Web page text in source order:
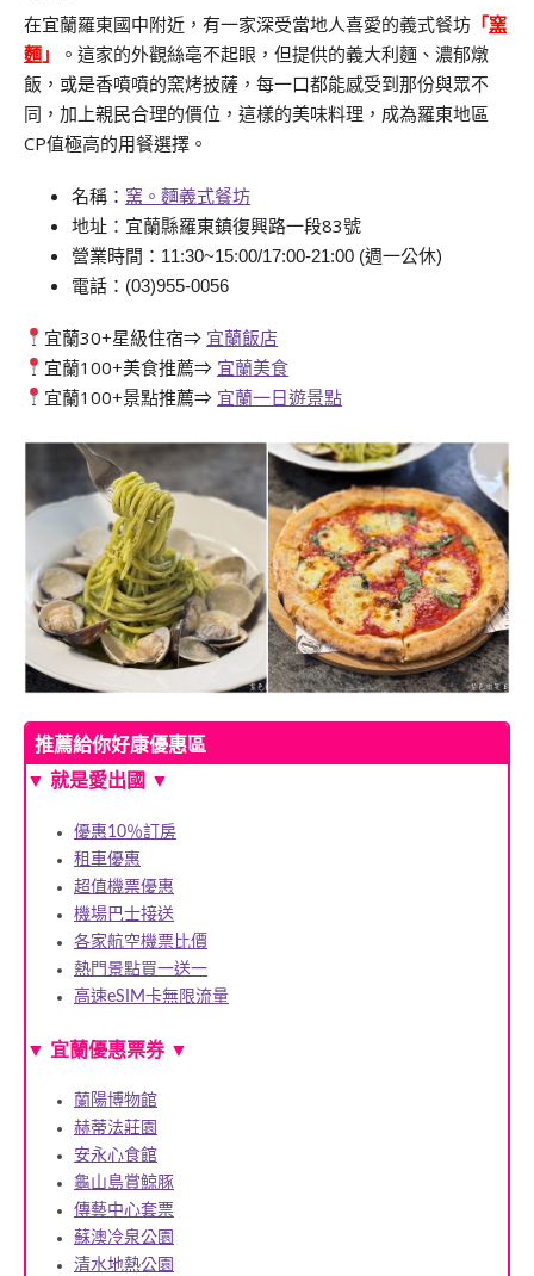
在宜蘭羅東國中附近，有一家深受當地人喜愛的義式餐坊 「窯
麵 」
。這家的外觀絲亳不起眼，但提供的義大利麵、濃郁燉
飯，或是香噴噴的窯烤披薩，每一口都能感受到那份與眾不
同，加上親民合理的價位，這樣的美味料理，成為羅東地區
CP值極高的用餐選擇。
名稱： 窯。麵義式餐坊
地址：宜蘭縣羅東鎮復興路一段83號
營業時間：11:30~15:00/17:00-21:00 (週一公休)
電話：(03)955-0056
宜蘭30+星級住宿⇒ 宜蘭飯店
宜蘭100+美食推薦⇒ 宜蘭美食
宜蘭100+景點推薦⇒ 宜蘭一日遊景點
推薦給你好康優惠區
▼ 就是愛出國 ▼
優惠10％訂房
租車優惠
超值機票優惠
機場巴士接送
各家航空機票比價
熱門景點買一送一
高速eSIM卡無限流量
▼ 宜蘭優惠票券 ▼
蘭陽博物館
赫蒂法莊園
安永心食館
龜山島賞鯨豚
傳藝中心套票
蘇澳冷泉公園
清水地熱公園